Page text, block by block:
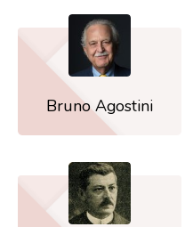
Bruno Agostini